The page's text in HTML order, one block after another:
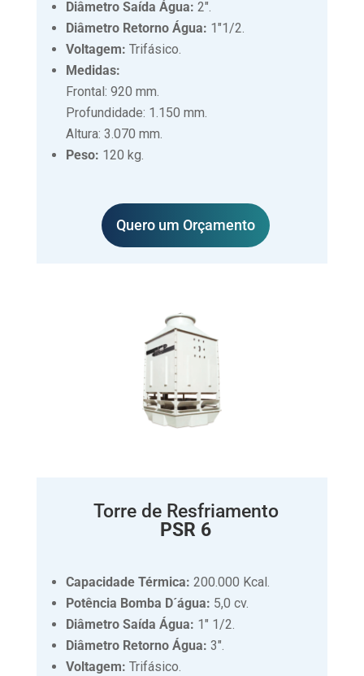
Diâmetro Saída Água: 2″.
Diâmetro Retorno Água: 1″1/2.
Voltagem: Trifásico.
Medidas:
Frontal: 920 mm.
Profundidade: 1.150 mm.
Altura: 3.070 mm.
Peso: 120 kg.
Quero um Orçamento
Torre de Resfriamento
PSR 6
Capacidade Térmica: 200.000 Kcal.
Potência Bomba D´água: 5,0 cv.
Diâmetro Saída Água: 1″ 1/2.
Diâmetro Retorno Água: 3″.
Voltagem: Trifásico.